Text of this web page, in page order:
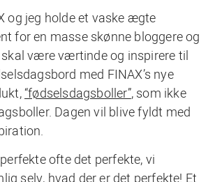
og jeg holde et vaske ægte
for en masse skønne bloggere og
skal være værtinde og inspirere til
med FINAX’s nye
“fødselsdagsboller”, som ikke
Dagen vil blive fyldt med
ofte det perfekte, vi
selv, hvad der er det perfekte! Et